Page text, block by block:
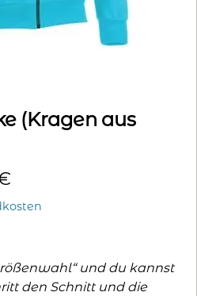
(Kragen aus
und du kannst
den Schnitt und die